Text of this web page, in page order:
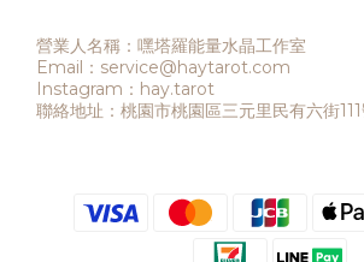
營業人名稱：嘿塔羅能量水晶工作室
Email：service@haytarot.com
Instagram：hay.tarot
聯絡地址：桃園市桃園區三元里民有六街